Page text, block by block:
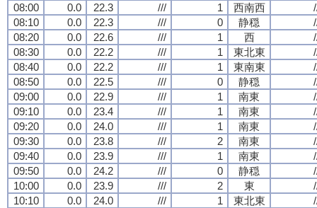
08:00
0.0 22.3 /// 1 西南西
08:10
0.0 22.3 /// 0 静穏
08:20
0.0 22.6 /// 1 西
08:30
0.0 22.2 /// 1 東北東
08:40
0.0 22.2 /// 1 東南東
08:50
0.0 22.5 /// 0 静穏
09:00
0.0 22.9 /// 1 南東
09:10
0.0 23.4 /// 1 南東
09:20
0.0 24.0 /// 1 南東
09:30
0.0 23.8 /// 2 南東
09:40
0.0 23.9 /// 1 南東
09:50
0.0 24.2 /// 0 静穏
10:00
0.0 23.9 /// 2 東
10:10
0.0 24.0 /// 1 東北東